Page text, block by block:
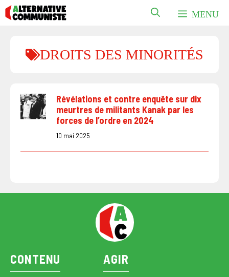
Aller
au
MENU
DROITS DES MINORITÉS
Révélations et contre enquête sur dix
meurtres de militants Kanak par les
forces de l’ordre en 2024
10 mai 2025
CONTENU AGIR